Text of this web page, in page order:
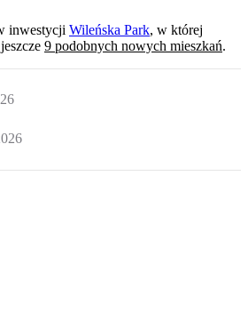
inwestycji Wileńska Park, w której
9 podobnych nowych mieszkań.